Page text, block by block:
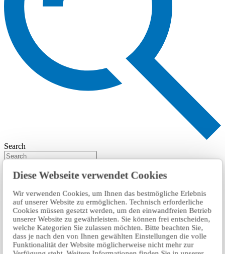
Diese Webseite verwendet Cookies
Wir verwenden Cookies, um Ihnen das bestmögliche Erlebnis
auf unserer Website zu ermöglichen. Technisch erforderliche
Cookies müssen gesetzt werden, um den einwandfreien Betrieb
unserer Website zu gewährleisten. Sie können frei entscheiden,
welche Kategorien Sie zulassen möchten. Bitte beachten Sie,
dass je nach den von Ihnen gewählten Einstellungen die volle
Funktionalität der Website möglicherweise nicht mehr zur
Search